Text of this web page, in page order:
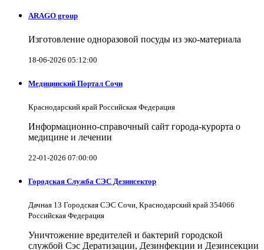
ARAGO group
Изготовление одноразовой посуды из эко-материала
18-06-2026 05:12:00
Медицинский Портал Сочи
Краснодарский край Российская Федерация
Информационно-справочный сайт города-курорта о
медицине и лечении
22-01-2026 07:00:00
Городская Служба СЭС Дезинсектор
Дачная 13 Городская СЭС Сочи, Краснодарский край 354066
Российская Федерация
Уничтожение вредителей и бактерий городской
службой Сэс Дератизации, Дезинфекции и Дезинсекции